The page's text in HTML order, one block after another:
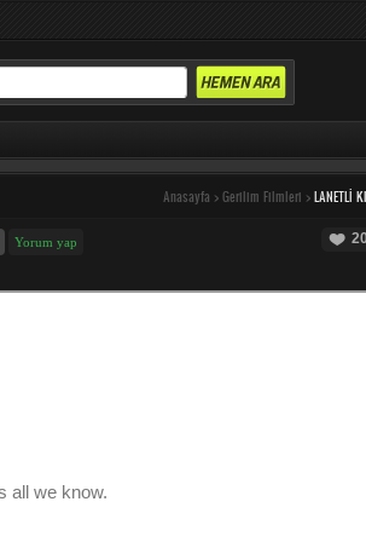
Anasayfa > Gerilim Filmleri > LANETLI
Yorum yap